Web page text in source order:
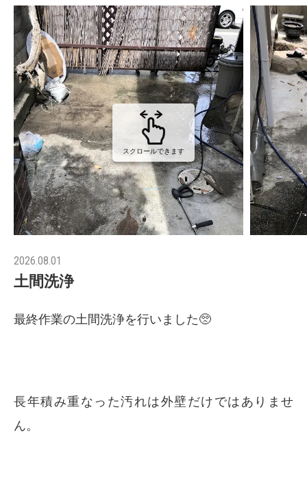
スクロールできます
2026.08.01
土間洗浄
最終作業の土間洗浄を行いました🥺
長年積み重なった汚れは外壁だけではありませ
ん。